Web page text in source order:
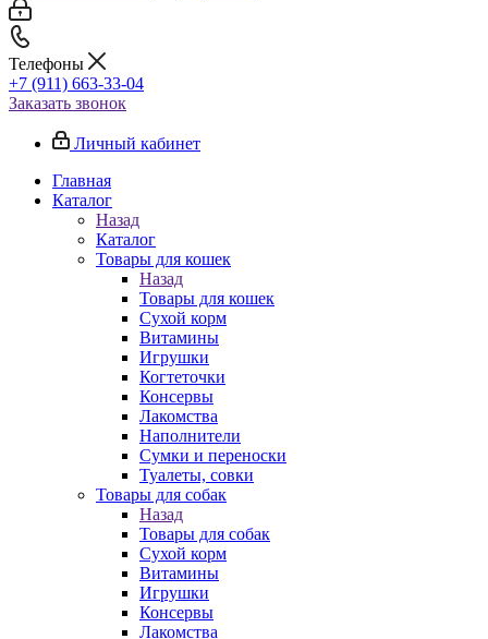
Телефоны
+7 (911) 663-33-04
Заказать звонок
Личный кабинет
Главная
Каталог
Назад
Каталог
Товары для кошек
Назад
Товары для кошек
Cухой корм
Витамины
Игрушки
Когтеточки
Консервы
Лакомства
Наполнители
Сумки и переноски
Туалеты, совки
Товары для собак
Назад
Товары для собак
Cухой корм
Витамины
Игрушки
Консервы
Лакомства